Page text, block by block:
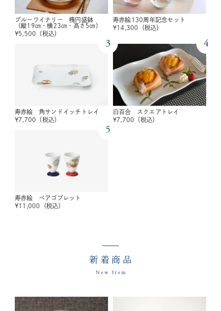
ブルーワイナリー 楕円盛鉢
（縦19㎝・横23㎝・高さ5㎝）
¥5,500 （税込）
寿赤絵130周年記念セット
¥14,300 （税込）
3
寿赤絵 角サンドイッチトレイ
¥7,700 （税込）
4
白百合 スクエアトレイ
¥7,700 （税込）
5
寿赤絵 ペアゴブレット
¥11,000 （税込）
新着商品
New Item